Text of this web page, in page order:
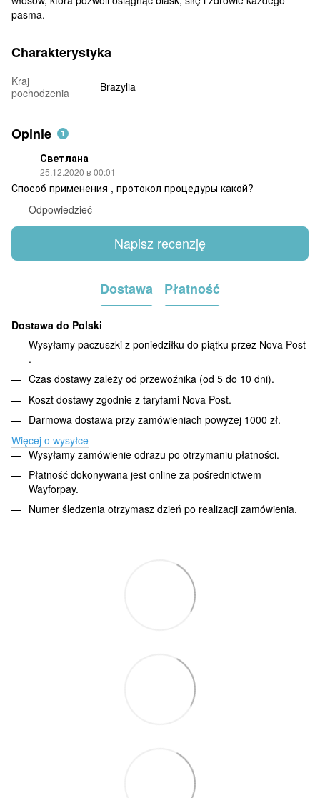
pasma.
Charakterystyka
Kraj
pochodzenia
Brazylia
Opinie 1
Светлана
25.12.2020 в 00:01
Способ применения , протокол процедуры какой?
Odpowiedzieć
Napisz recenzję
Dostawa Płatność
Dostawa do Polski
Wysyłamy paczuszki z poniedziłku do piątku przez Nova Post
.
Czas dostawy zależy od przewoźnika (od 5 do 10 dni).
Koszt dostawy zgodnie z taryfami Nova Post.
Darmowa dostawa przy zamówieniach powyżej 1000 zł.
Więcej o wysyłce
Wysyłamy zamówienie odrazu po otrzymaniu płatności.
Płatność dokonywana jest online za pośrednictwem
Wayforpay.
Numer śledzenia otrzymasz dzień po realizacji zamówienia.